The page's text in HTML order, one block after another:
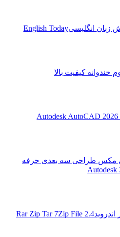
زبان انگليسیEnglish Today
کیفیت بالا
دی مکس طراحی سه بعدی حرفه
Autodesk
2.4 Rar Zip Tar 7Zip File